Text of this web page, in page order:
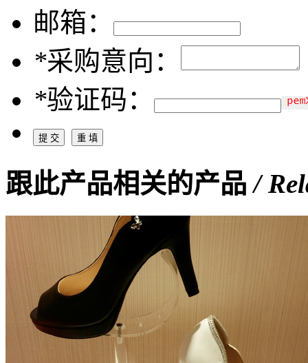
邮箱：
*采购意向：
*验证码：
跟此产品相关的产品/